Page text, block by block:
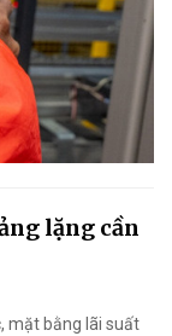
lặng cần
mặt bằng lãi suất